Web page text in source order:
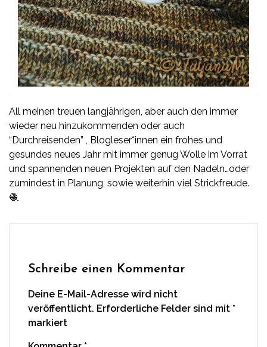
All meinen treuen langjährigen, aber auch den immer
wieder neu hinzukommenden oder auch
“Durchreisenden” , Blogleser*innen ein frohes und
gesundes neues Jahr mit immer genug Wolle im Vorrat
und spannenden neuen Projekten auf den Nadeln…oder
zumindest in Planung, sowie weiterhin viel Strickfreude.
🧶
Schreibe einen Kommentar
Deine E-Mail-Adresse wird nicht
veröffentlicht. Erforderliche Felder sind mit *
markiert